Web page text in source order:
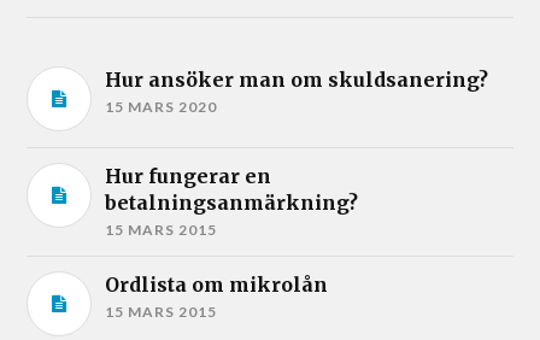
Hur ansöker man om skuldsanering?
15 MARS 2020
Hur fungerar en
betalningsanmärkning?
15 MARS 2015
Ordlista om mikrolån
15 MARS 2015